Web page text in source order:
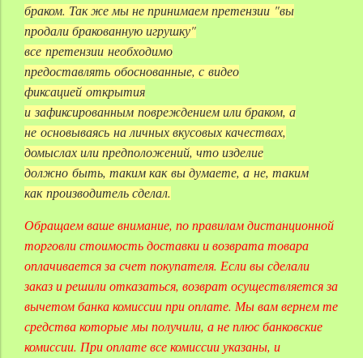
браком. Так же мы не принимаемпретензии"вы
продали бракованную игрушку"
всепретензиинеобходимо
предоставлять обоснованные, свидео
фиксациейоткрытия
изафиксированнымповреждением или браком, а
неосновываясьна личных вкусовых качествах,
домыслах или предположений, что изделие
должнобыть, таким каквы думаете, ане, таким
какпроизводитель сделал.
Обращаем ваше внимание, по правилам дистанционной
торговли стоимость доставки и возврата товара
оплачивается за счет покупателя. Если вы сделали
заказ и решили отказаться, возврат осуществляется за
вычетом банка комиссии при оплате. Мы вам вернем те
средства которые мы получили, а не плюс банковские
комиссии. При оплате все комиссии указаны, и